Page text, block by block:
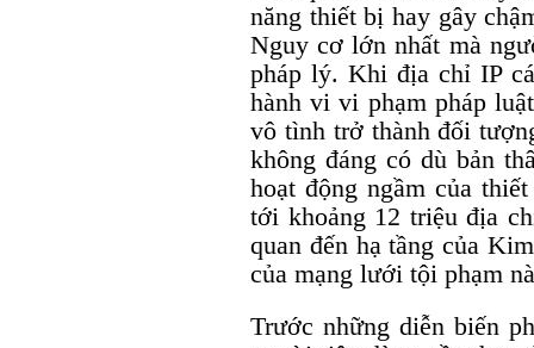
năng thiết bị hay gây
Nguy cơ lớn nhất mà
pháp lý. Khi địa chỉ IP
hành vi vi phạm pháp
vô tình trở thành đối
không đáng có dù bản
hoạt động ngầm của
tới khoảng 12 triệu địa
quan đến hạ tầng của
của mạng lưới tội phạm
Trước những diễn biến